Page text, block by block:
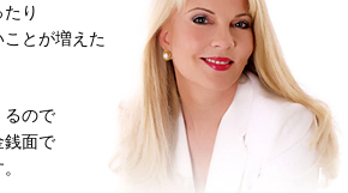
り
とが増えた
るので
銭面で